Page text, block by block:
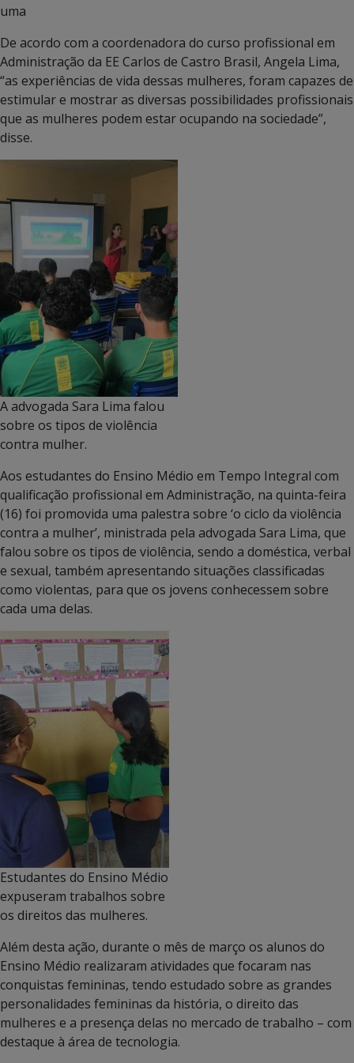
uma
De acordo com a coordenadora do curso profissional em
Administração da EE Carlos de Castro Brasil, Angela Lima,
“as experiências de vida dessas mulheres, foram capazes de
estimular e mostrar as diversas possibilidades profissionais
que as mulheres podem estar ocupando na sociedade”,
disse.
A advogada Sara Lima falou
sobre os tipos de violência
contra mulher.
Aos estudantes do Ensino Médio em Tempo Integral com
qualificação profissional em Administração, na quinta-feira
(16) foi promovida uma palestra sobre ‘o ciclo da violência
contra a mulher’, ministrada pela advogada Sara Lima, que
falou sobre os tipos de violência, sendo a doméstica, verbal
e sexual, também apresentando situações classificadas
como violentas, para que os jovens conhecessem sobre
cada uma delas.
Estudantes do Ensino Médio
expuseram trabalhos sobre
os direitos das mulheres.
Além desta ação, durante o mês de março os alunos do
Ensino Médio realizaram atividades que focaram nas
conquistas femininas, tendo estudado sobre as grandes
personalidades femininas da história, o direito das
mulheres e a presença delas no mercado de trabalho – com
destaque à área de tecnologia.